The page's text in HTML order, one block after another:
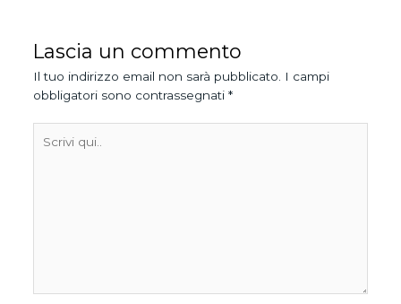
Lascia un commento
Il tuo indirizzo email non sarà pubblicato.
I campi
obbligatori sono contrassegnati *
qui..